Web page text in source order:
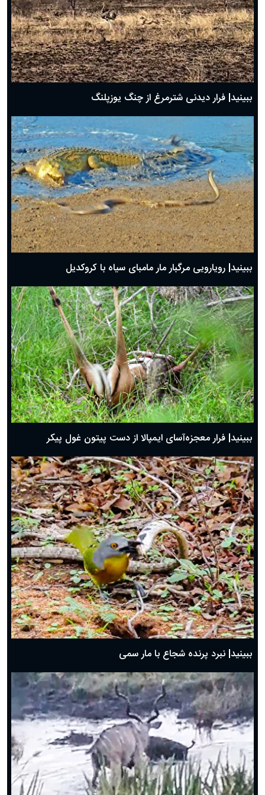
ببینید| فرار دیدنی شترمرغ از چنگ یوزپلنگ
ببینید| رویارویی مرگبار مار مامبای سیاه با کروکدیل
ببینید| فرار معجزه‌آسای ایمپالا از دست پیتون غول پیکر
ببینید| نبرد پرنده شجاع با مار سمی